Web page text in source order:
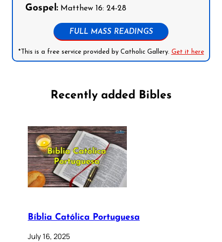
Gospel: Matthew 16: 24-28
FULL MASS READINGS
*This is a free service provided by Catholic Gallery. Get it here
Recently added Bibles
Bíblia Católica Portuguesa
July 16, 2025